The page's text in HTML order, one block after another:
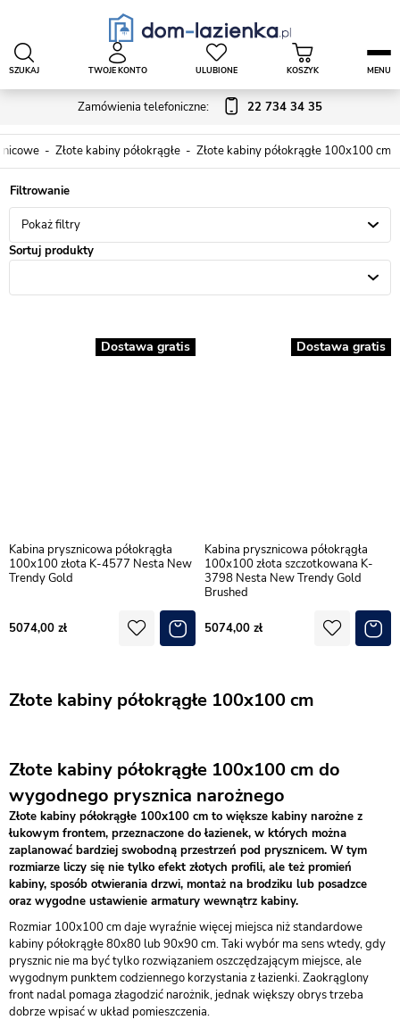
Zamówienia telefoniczne: 22 734 34 35
SZUKAJ TWOJE KONTO ULUBIONE KOSZYK MENU
Złote kabiny półokrągłe Złote kabiny półokrągłe 100x100 cm
Złote kabiny półokrągłe 100x100 cm
Złote kabiny półokrągłe 100x100 cm do
wygodnego prysznica narożnego
Złote kabiny półokrągłe 100x100 cm to większe kabiny narożne z
łukowym frontem, przeznaczone do łazienek, w których można
zaplanować bardziej swobodną przestrzeń pod prysznicem. W tym
rozmiarze liczy się nie tylko efekt złotych profili, ale też promień
kabiny, sposób otwierania drzwi, montaż na brodziku lub posadzce
oraz wygodne ustawienie armatury wewnątrz kabiny.
Rozmiar 100x100 cm daje wyraźnie więcej miejsca niż standardowe
kabiny półokrągłe 80x80 lub 90x90 cm. Taki wybór ma sens wtedy, gdy
prysznic nie ma być tylko rozwiązaniem oszczędzającym miejsce, ale
wygodnym punktem codziennego korzystania z łazienki. Zaokrąglony
front nadal pomaga złagodzić narożnik, jednak większy obrys trzeba
dobrze wpisać w układ pomieszczenia.
Pokaż filtry
Sortuj produkty
Kabina prysznicowa półokrągła
100x100 złota K-4577 Nesta New
Trendy Gold
5074,00
Dostawa gratis
Kabina prysznicowa półokrągła
100x100 złota szczotkowana K-
3798 Nesta New Trendy Gold
Brushed
5074,00
Dostawa gratis